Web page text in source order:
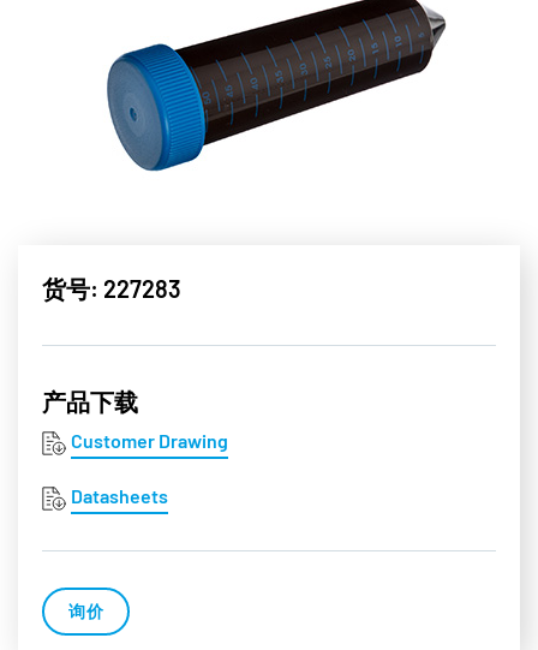
货号: 227283
产品下载
Customer Drawing
Datasheets
询价